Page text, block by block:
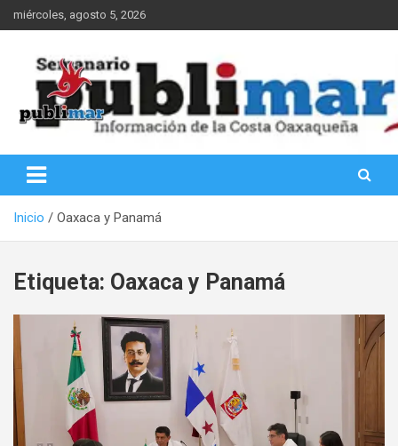
Saltar
al
miércoles, agosto 5, 2026
PubliMar
Inicio Oaxaca y Panamá
Etiqueta: Oaxaca y Panamá